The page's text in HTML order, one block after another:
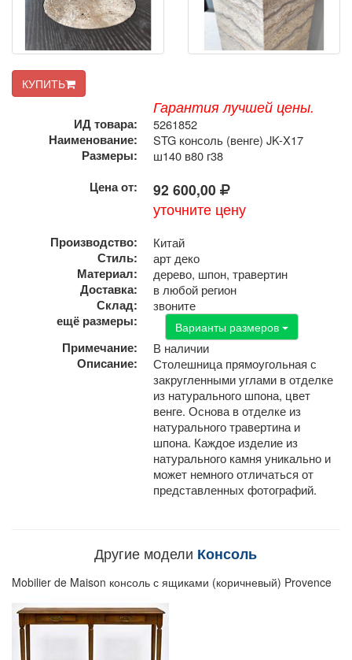
КУПИТЬ
Гарантия лучшей цены.
ИД товара:
5261852
Наименование:
STG консоль (венге) JK-X17
Размеры:
ш140 в80 г38
Цена от:
92 600,00
уточните цену
Производство:
Китай
Стиль:
арт деко
Материал:
дерево, шпон, травертин
Доставка:
в любой регион
Склад:
звоните
ещё размеры:
Варианты размеров
Примечание:
В наличии
Описание:
Столешница прямоугольная с
закругленными углами в отделке
из натурального шпона, цвет
венге. Основа в отделке из
натурального травертина и
шпона. Каждое изделие из
натурального камня уникально и
может немного отличаться от
представленных фотографий.
Другие модели Консоль
Mobilier de Maison консоль с ящиками (коричневый) Provence